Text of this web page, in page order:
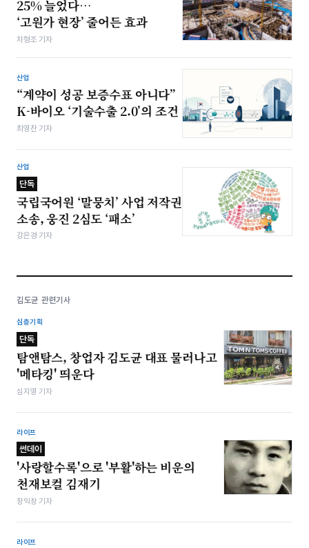
25% 늘었다…
‘고원가 현장’ 줄어든 효과
차형조 기자
산업
“계약이 성공 보증수표 아니다”
K-바이오 ‘기술수출 2.0’의 조건
최영찬 기자
산업
단독
국립국어원 ‘말뭉치’ 사업 저작권
소송, 웅진 2심도 ‘패소’
강은경 기자
김도균 관련기사
심층기획
단독
탐앤탐스, 창업자 김도균 대표 물러나고
'메타킹' 띄운다
심지영 기자
라이프
썬데이
'사랑할수록'으로 '부활'하는 비운의
천재보컬 김재기
장익창 기자
라이프